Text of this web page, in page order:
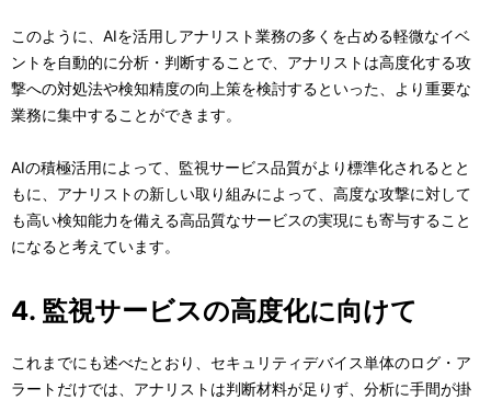
このように、AIを活用しアナリスト業務の多くを占める軽微なイベ
ントを自動的に分析・判断することで、アナリストは高度化する攻
撃への対処法や検知精度の向上策を検討するといった、より重要な
業務に集中することができます。
AIの積極活用によって、監視サービス品質がより標準化されるとと
もに、アナリストの新しい取り組みによって、高度な攻撃に対して
も高い検知能力を備える高品質なサービスの実現にも寄与すること
になると考えています。
4. 監視サービスの高度化に向けて
これまでにも述べたとおり、セキュリティデバイス単体のログ・ア
ラートだけでは、アナリストは判断材料が足りず、分析に手間が掛